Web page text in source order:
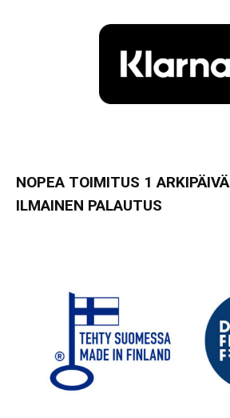
NOPEA TOIMITUS 1 ARKIPÄIVÄ
ILMAINEN PALAUTUS